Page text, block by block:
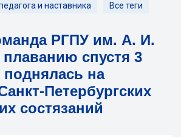
и наставника Все теги
РГПУ им. А. И.
спустя 3
поднялась на
Петербургских
состязаний